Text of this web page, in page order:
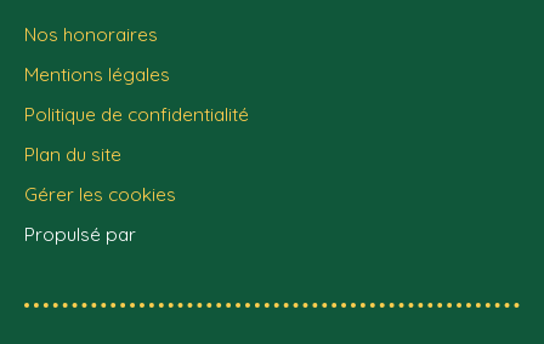
Nos honoraires
Mentions légales
Politique de confidentialité
Plan du site
Gérer les cookies
Propulsé par